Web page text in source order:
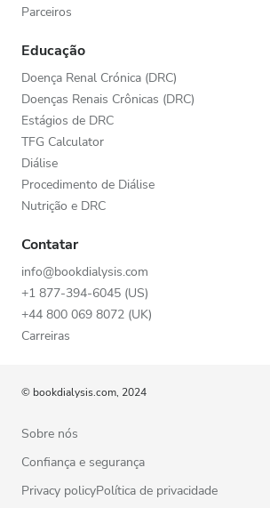
Parceiros
Educação
Doença Renal Crónica (DRC)
Doenças Renais Crônicas (DRC)
Estágios de DRC
TFG Calculator
Diálise
Procedimento de Diálise
Nutrição e DRC
Contatar
info@bookdialysis.com
+1 877-394-6045 (US)
+44 800 069 8072 (UK)
Carreiras
© bookdialysis.com, 2024
Sobre nós
Confiança e segurança
Privacy policyPolítica de privacidade